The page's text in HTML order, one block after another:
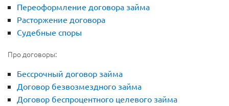
Переоформление договора займа
Расторжение договора
Судебные споры
Про договоры:
Бессрочный договор займа
Договор безвозмездного займа
Договор беспроцентного целевого займа